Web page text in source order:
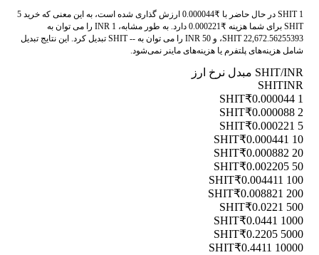
1 SHIT در حال حاضر با ₹0.000044 ارزش گذاری شده است، به این معنی که خرید 5
SHIT برای شما هزینه ₹0.000221 دارد. به طور مشابه، 1 INR را می توان به
22,672.56255393 SHIT، و 50 INR را می توان به -- SHIT تبدیل کرد. این نتایج تبدیل
شامل هزینه‌های پلتفرم یا هزینه‌های ماینر نمی‌شود.
SHIT/INR مبدل نرخ ارز
SHITINR
1 SHIT
₹0.000044
2 SHIT
₹0.000088
5 SHIT
₹0.000221
10 SHIT
₹0.000441
20 SHIT
₹0.000882
50 SHIT
₹0.002205
100 SHIT
₹0.004411
200 SHIT
₹0.008821
500 SHIT
₹0.0221
1000 SHIT
₹0.0441
5000 SHIT
₹0.2205
10000 SHIT
₹0.4411